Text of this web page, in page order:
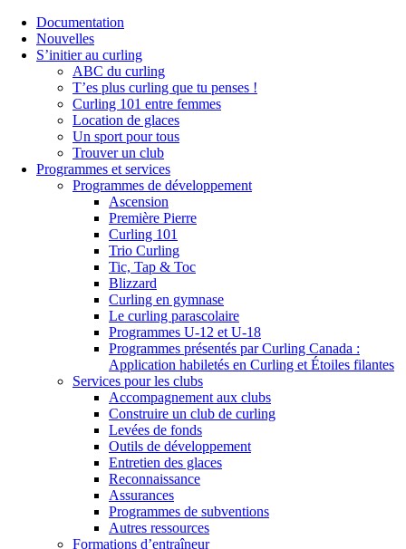
Documentation
Nouvelles
S’initier au curling
ABC du curling
T’es plus curling que tu penses !
Curling 101 entre femmes
Location de glaces
Un sport pour tous
Trouver un club
Programmes et services
Programmes de développement
Ascension
Première Pierre
Curling 101
Trio Curling
Tic, Tap & Toc
Blizzard
Curling en gymnase
Le curling parascolaire
Programmes U-12 et U-18
Programmes présentés par Curling Canada :
Application habiletés en Curling et Étoiles filantes
Services pour les clubs
Accompagnement aux clubs
Construire un club de curling
Levées de fonds
Outils de développement
Entretien des glaces
Reconnaissance
Assurances
Programmes de subventions
Autres ressources
Formations d’entraîneur